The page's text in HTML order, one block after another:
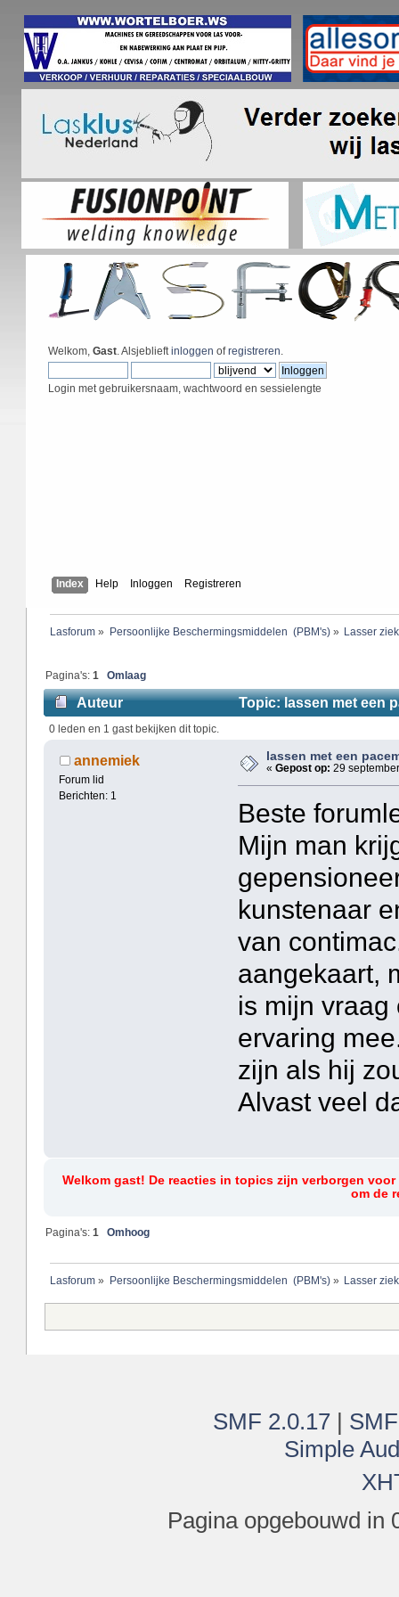
Welkom, Gast. Alsjeblieftinloggen ofregistreren.
Login met gebruikersnaam, wachtwoord en sessielengte
Index Help Inloggen Registreren
Lasforum» Persoonlijke Beschermingsmiddelen  (PBM's)» Lasser
Pagina's:1 Omlaag
Auteur Topic: lassen met een
0 leden en 1 gast bekijken dit topic.
annemiek
Forum lid
Berichten: 1
lassen met een
«Gepost op: 29
Beste
Mijn man
kunstenaar
van
aangekaart,
is mijn vraag
ervaring
zijn als hij
Alvast veel
Welkom gast! De reacties in topics zijn verborgen
om de
Pagina's:1 Omhoog
Lasforum» Persoonlijke Beschermingsmiddelen  (PBM's)» Lasser
SMF 2.0.17 |
Simple
Pagina opgebouwd in